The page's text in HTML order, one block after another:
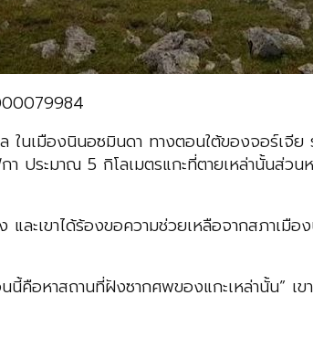
นเมืองนินอซมินดา ทางตอนใต้ของจอร์เจี
ระมาณ 5 กิโลเมตรแกะที่ตายเหล่านั้นส่ว
ละเขาได้ร้องขอความช่วยเหลือจากสภาเมื
นี้คือหาสถานที่ฝังซากศพของแกะเหล่านั้น”